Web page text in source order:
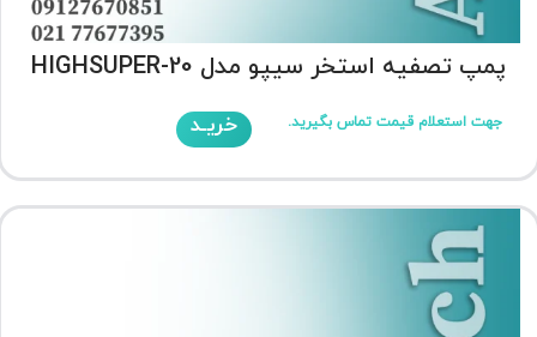
پمپ تصفیه استخر سیپو مدل HIGHSUPER-20
جهت استعلام قیمت تماس بگیرید. خریـد